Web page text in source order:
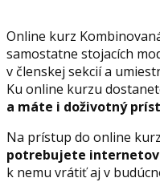
Online kurz
samostatne stojacích
v členskej sekcií a
Ku online kurzu
a máte i doživotný
Na prístup do online
potrebujete
k nemu vrátiť aj v